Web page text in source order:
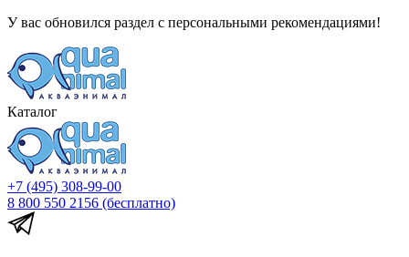
У вас обновился раздел с персональными рекомендациями!
Каталог
+7 (495) 308-99-00
8 800 550 2156 (бесплатно)